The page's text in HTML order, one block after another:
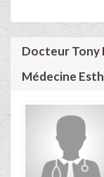
Docteur Tony
Médecine